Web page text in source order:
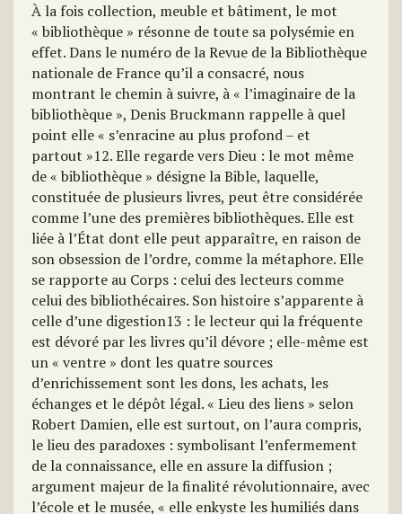
À la fois collection, meuble et bâtiment, le mot
« bibliothèque » résonne de toute sa polysémie en
effet. Dans le numéro de la Revue de la Bibliothèque
nationale de France qu’il a consacré, nous
montrant le chemin à suivre, à « l’imaginaire de la
bibliothèque », Denis Bruckmann rappelle à quel
point elle « s’enracine au plus profond – et
partout »12. Elle regarde vers Dieu : le mot même
de « bibliothèque » désigne la Bible, laquelle,
constituée de plusieurs livres, peut être considérée
comme l’une des premières bibliothèques. Elle est
liée à l’État dont elle peut apparaître, en raison de
son obsession de l’ordre, comme la métaphore. Elle
se rapporte au Corps : celui des lecteurs comme
celui des bibliothécaires. Son histoire s’apparente à
celle d’une digestion13 : le lecteur qui la fréquente
est dévoré par les livres qu’il dévore ; elle-même est
un « ventre » dont les quatre sources
d’enrichissement sont les dons, les achats, les
échanges et le dépôt légal. « Lieu des liens » selon
Robert Damien, elle est surtout, on l’aura compris,
le lieu des paradoxes : symbolisant l’enfermement
de la connaissance, elle en assure la diffusion ;
argument majeur de la finalité révolutionnaire, avec
l’école et le musée, « elle enkyste les humiliés dans